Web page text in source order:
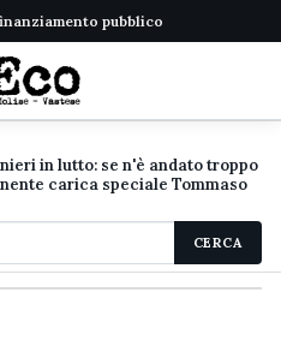
pubblico
in lutto: se n'è andato troppo
carica speciale Tommaso
CERCA